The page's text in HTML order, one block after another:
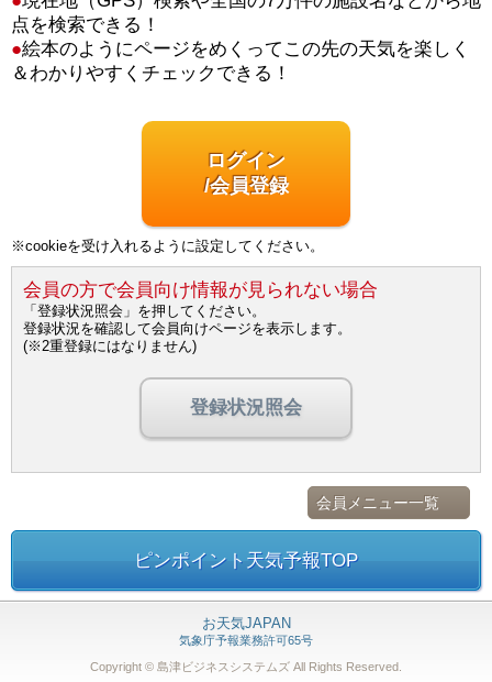
点を検索できる！
●絵本のようにページをめくってこの先の天気を楽しく
＆わかりやすくチェックできる！
ログイン
/会員登録
※cookieを受け入れるように設定してください。
会員の方で会員向け情報が見られない場合
「登録状況照会」を押してください。
登録状況を確認して会員向けページを表示します。
(※2重登録にはなりません)
登録状況照会
会員メニュー一覧
ピンポイント天気予報TOP
お天気JAPAN
気象庁予報業務許可65号
Copyright © 島津ビジネスシステムズ All Rights Reserved.